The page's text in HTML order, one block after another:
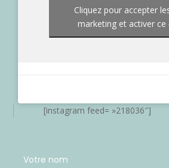
Cliquez pour accepter
marketing et activer ce
[instagram feed= »218036″]